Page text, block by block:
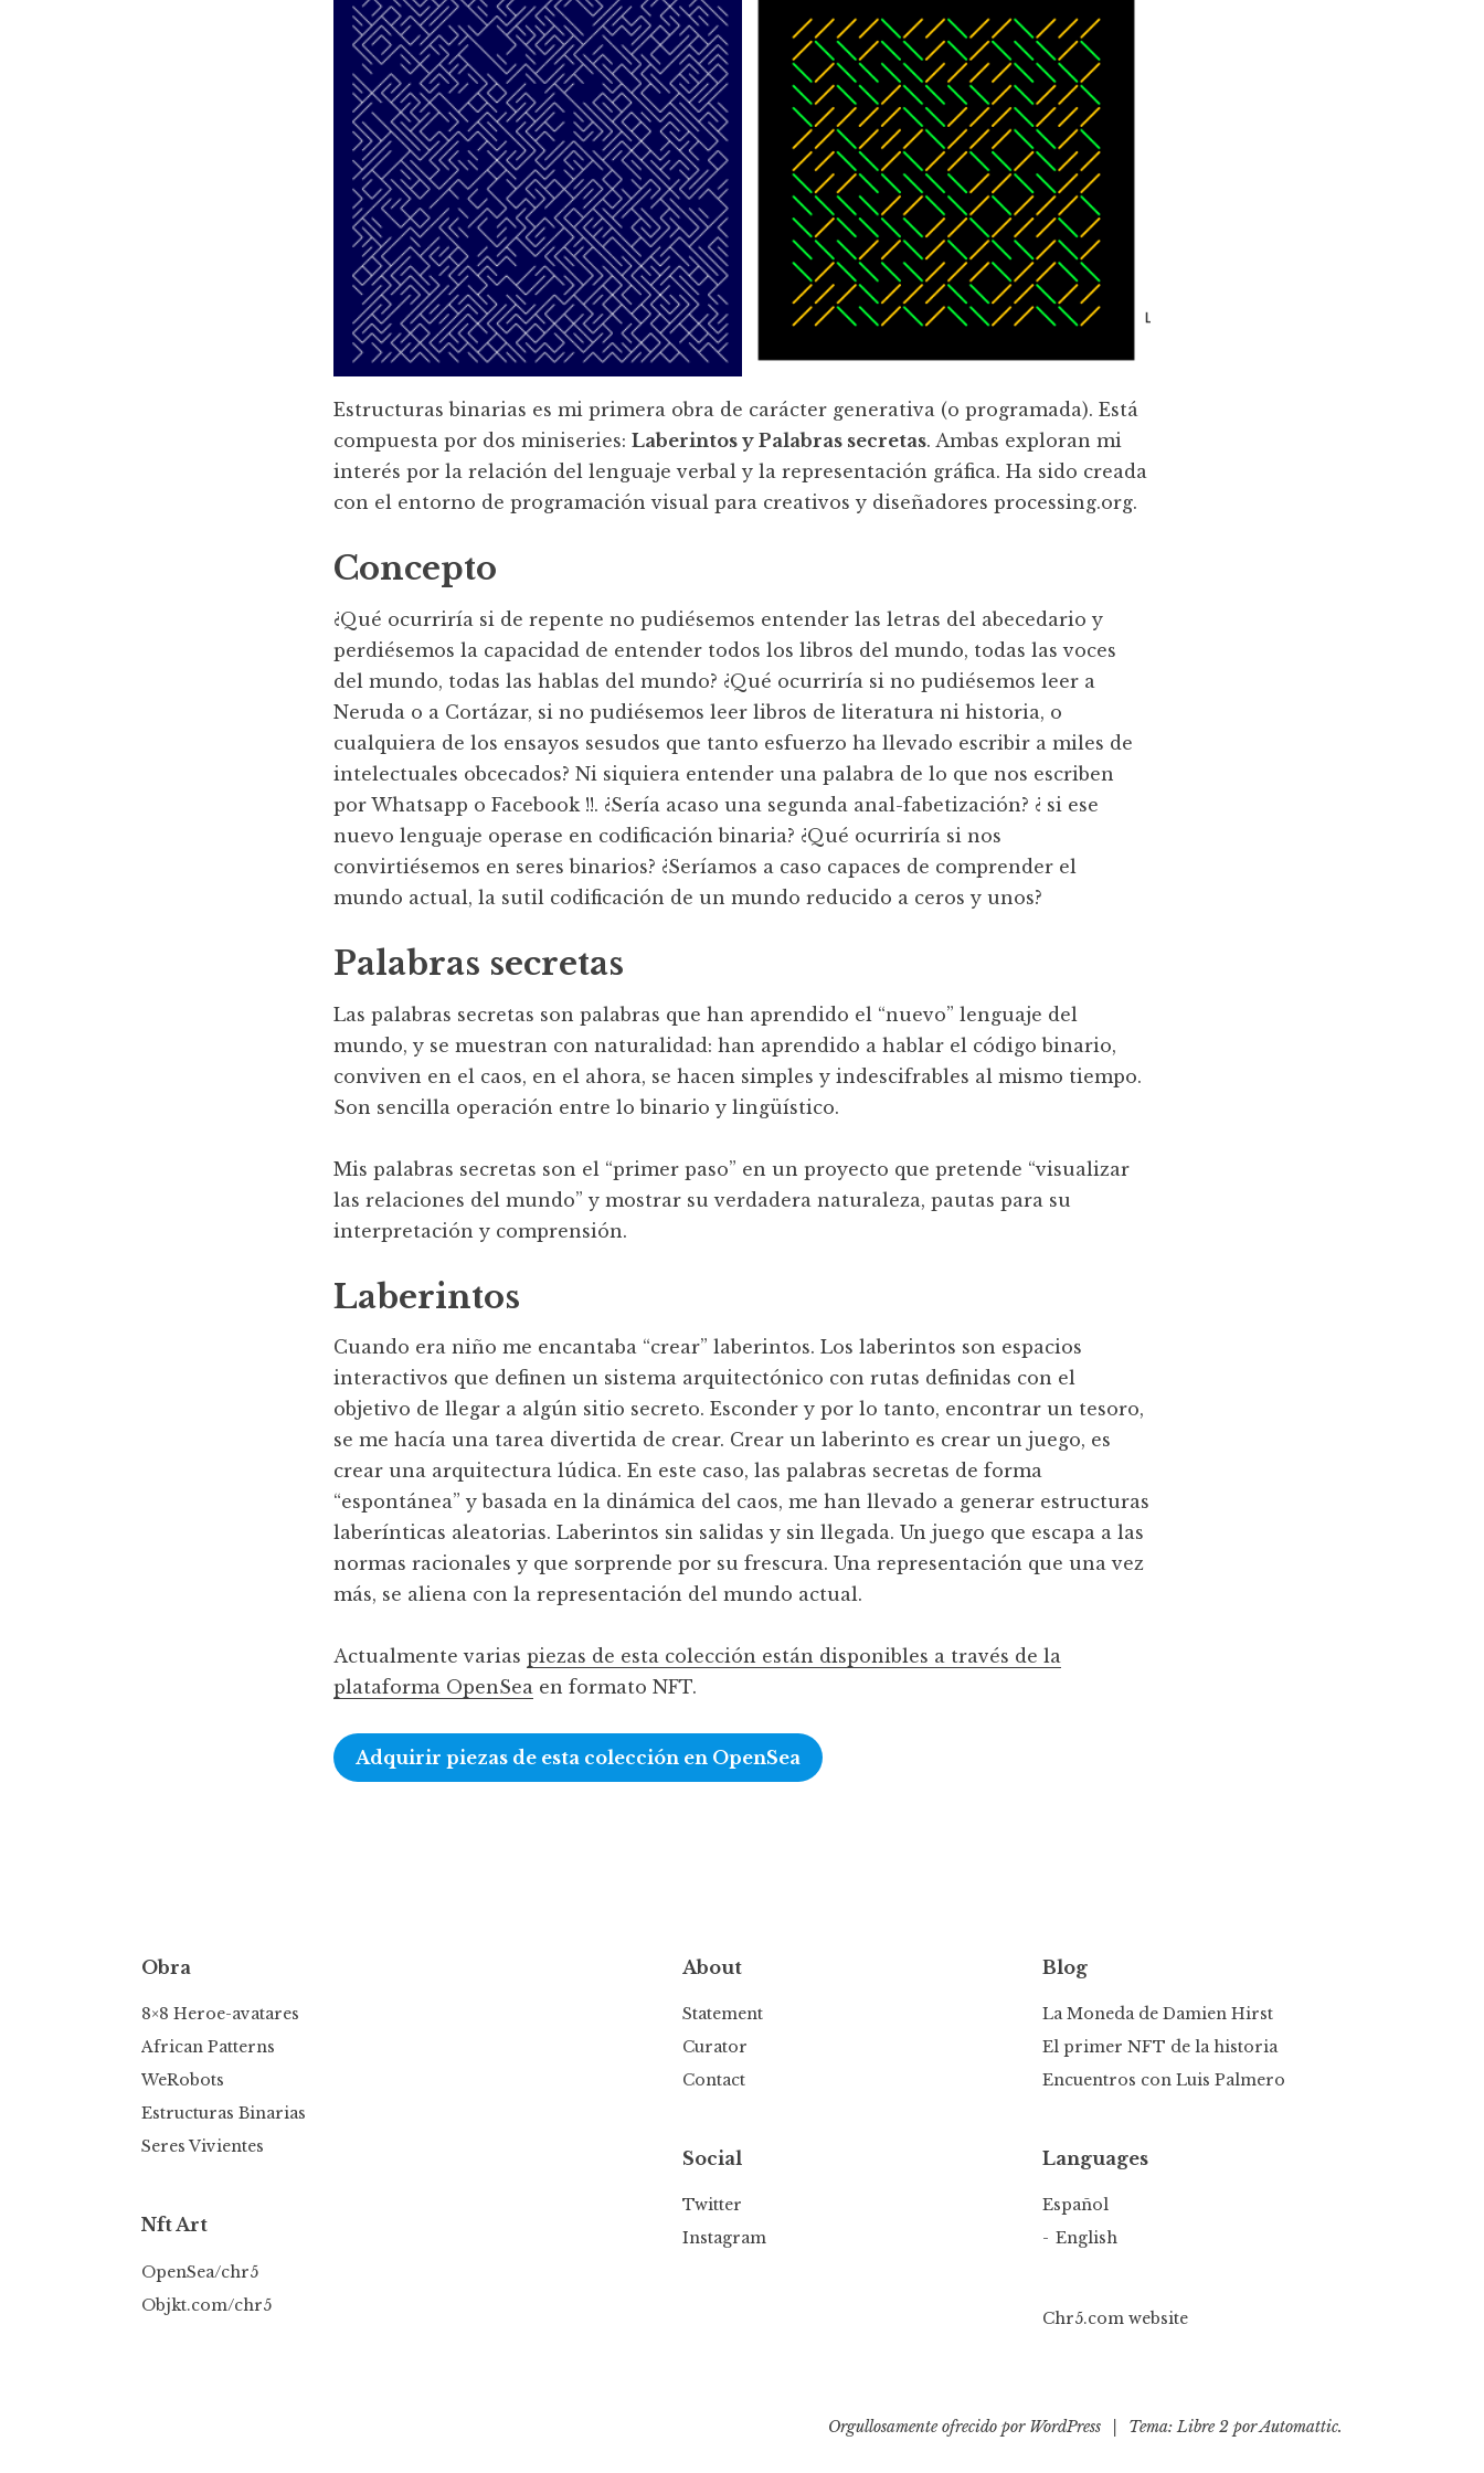
Estructuras binarias es mi primera obra de carácter generativa (o programada). Está
compuesta por dos miniseries:Laberintos y Palabras secretas. Ambas exploran mi
interés por la relación del lenguaje verbal y la representación gráfica. Ha sido creada
con el entorno de programación visual para creativos y diseñadores processing.org.
Concepto
¿Qué ocurriría si de repente no pudiésemos entender las letras del abecedario y
perdiésemos la capacidad de entender todos los libros del mundo, todas las voces
del mundo, todas las hablas del mundo? ¿Qué ocurriría si no pudiésemos leer a
Neruda o a Cortázar, si no pudiésemos leer libros de literatura ni historia, o
cualquiera de los ensayos sesudos que tanto esfuerzo ha llevado escribir a miles de
intelectuales obcecados? Ni siquiera entender una palabra de lo que nos escriben
por Whatsapp o Facebook !!. ¿Sería acaso una segunda anal-fabetización? ¿ si ese
nuevo lenguaje operase en codificación binaria? ¿Qué ocurriría si nos
convirtiésemos en seres binarios? ¿Seríamos a caso capaces de comprender el
mundo actual, la sutil codificación de un mundo reducido a ceros y unos?
Palabras secretas
Las palabras secretas son palabras que han aprendido el “nuevo” lenguaje del
mundo, y se muestran con naturalidad: han aprendido a hablar el código binario,
conviven en el caos, en el ahora, se hacen simples y indescifrables al mismo tiempo.
Son sencilla operación entre lo binario y lingüístico.
Mis palabras secretas son el “primer paso” en un proyecto que pretende “visualizar
las relaciones del mundo” y mostrar su verdadera naturaleza, pautas para su
interpretación y comprensión.
Laberintos
Cuando era niño me encantaba “crear” laberintos. Los laberintos son espacios
interactivos que definen un sistema arquitectónico con rutas definidas con el
objetivo de llegar a algún sitio secreto. Esconder y por lo tanto, encontrar un tesoro,
se me hacía una tarea divertida de crear. Crear un laberinto es crear un juego, es
crear una arquitectura lúdica. En este caso, las palabras secretas de forma
“espontánea” y basada en la dinámica del caos, me han llevado a generar estructuras
laberínticas aleatorias. Laberintos sin salidas y sin llegada. Un juego que escapa a las
normas racionales y que sorprende por su frescura. Una representación que una vez
más, se aliena con la representación del mundo actual.
Actualmente variaspiezas de esta colección están disponibles a través de la
plataforma OpenSea en formato NFT.
Adquirir piezas de esta colección en OpenSea
Obra
8×8 Heroe-avatares
African Patterns
WeRobots
Estructuras Binarias
Seres Vivientes
Nft Art
OpenSea/chr5
Objkt.com/chr5
About
Statement
Curator
Contact
Social
Twitter
Instagram
Blog
La Moneda de Damien Hirst
El primer NFT de la historia
Encuentros con Luis Palmero
Languages
Español
English
Chr5.com website
Orgullosamente ofrecido por WordPress Tema: Libre 2 porAutomattic.